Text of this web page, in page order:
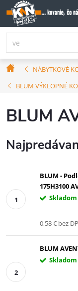
Prejsť
na
obsah
DomovNÁBYTKOVÉ
BLUM VÝKLOPNÉ
BLUM
BLUM -
175H3100
Skladom
0,58 € bez
BLUM
Skladom